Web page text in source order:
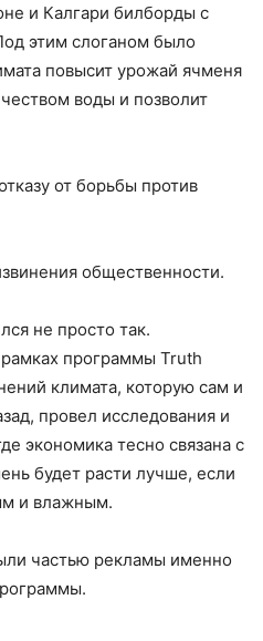
и Калгари билборды с
этим слоганом было
повысит урожай ячменя
воды и позволит
от борьбы против
общественности.
не просто так.
рамках программы Truth
климата, которую сам и
провел исследования и
экономика тесно связана с
будет расти лучше, если
и влажным.
частью рекламы именно